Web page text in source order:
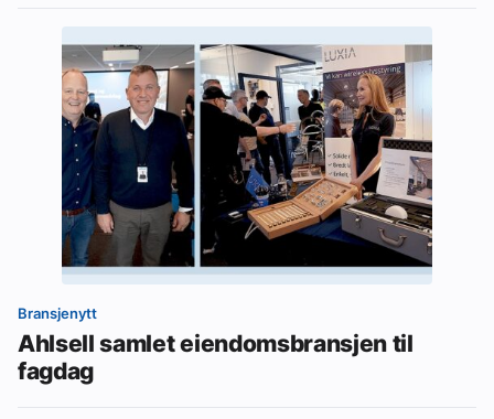
Bransjenytt
Ahlsell samlet eiendomsbransjen til
fagdag